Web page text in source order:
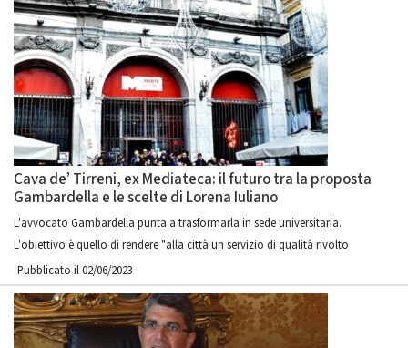
Cava de’ Tirreni, ex Mediateca: il futuro tra la proposta
Gambardella e le scelte di Lorena Iuliano
L'avvocato Gambardella punta a trasformarla in sede universitaria.
L'obiettivo è quello di rendere "alla città un servizio di qualità rivolto
Pubblicato il 02/06/2023